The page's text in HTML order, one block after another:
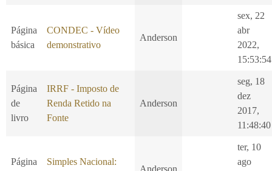
Página
básica
CONDEC - Vídeo
demonstrativo
Anderson
sex, 22
abr
2022,
15:53:54
Página
de
livro
IRRF - Imposto de
Renda Retido na
Fonte
Anderson
seg, 18
dez
2017,
11:48:40
Página
Simples Nacional:
ter, 10
ago